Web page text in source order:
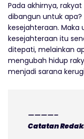
Pada akhirnya,
dibangun untuk
kesejahteraan. Maka
kesejahteraan itu
ditepati, melainkan
mengubah hidup
menjadi sarana
————–
Catatan